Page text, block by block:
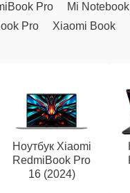
Pro Mi
Pro Xiaomi Book
Ноутбук Xiaomi
RedmiBook Pro
16 (2024)